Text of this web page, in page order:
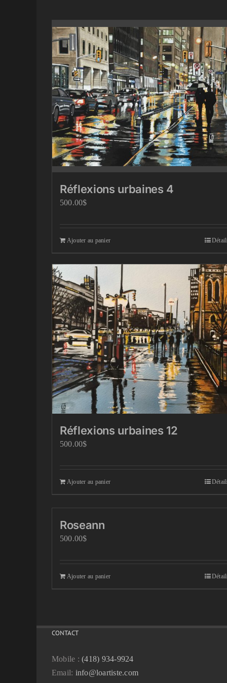
Réflexions urbaines 4
500.00$
Ajouter au panier
Réflexions urbaines 12
500.00$
Ajouter au panier
Roseann
500.00$
Ajouter au panier
CONTACT
Mobile :(418) 934-9924
Email: info@loartiste.com